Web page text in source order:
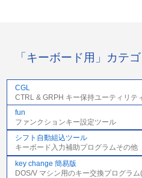
「キーボード用」カテ
CGL
CTRL & GRPH キー保持ユーティリテ
fun
ファンクションキー設定ツール
シフト自動組込ツール
キーボード入力補助プログラムその他
key change 簡易版
DOS/V マシン用のキー交換プログラ